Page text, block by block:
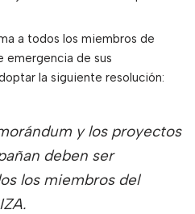
a todos los miembros de
emergencia de sus
la siguiente resolución:
y los proyectos
deben ser
los miembros del